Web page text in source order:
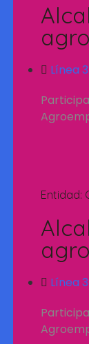
Línea
Entidad:
Línea